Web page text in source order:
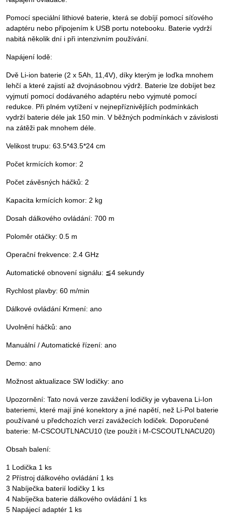
Pomocí speciální lithiové baterie, která se dobíjí pomocí síťového
adaptéru nebo připojením k USB portu notebooku. Baterie vydrží
nabitá několik dní i při intenzivním používání.
Napájení lodě:
Dvě Li-ion baterie (2 x 5Ah, 11,4V), díky kterým je loďka mnohem
lehčí a které zajistí až dvojnásobnou výdrž. Baterie lze dobíjet bez
vyjmutí pomocí dodávaného adaptéru nebo vyjmuté pomocí
redukce. Při plném vytížení v nejnepříznivějších podmínkách
vydrží baterie déle jak 150 min. V běžných podmínkách v závislosti
na zátěži pak mnohem déle.
Velikost trupu: 63.5*43.5*24 cm
Počet krmících komor: 2
Počet závěsných háčků: 2
Kapacita krmících komor: 2 kg
Dosah dálkového ovládání: 700 m
Poloměr otáčky: 0.5 m
Operační frekvence: 2.4 GHz
Automatické obnovení signálu: ≦4 sekundy
Rychlost plavby: 60 m/min
Dálkové ovládání Krmení: ano
Uvolnění háčků: ano
Manuální / Automatické řízení: ano
Demo: ano
Možnost aktualizace SW lodičky: ano
Upozornění: Tato nová verze zavážení lodičky je vybavena Li-Ion
bateriemi, které mají jiné konektory a jiné napětí, než Li-Pol baterie
používané u předchozích verzí zavážecích lodiček. Doporučené
baterie: M-CSCOUTLNACU10 (lze použít i M-CSCOUTLNACU20)
Obsah balení:
1 Lodička 1 ks
2 Přístroj dálkového ovládání 1 ks
3 Nabíječka baterií lodičky 1 ks
4 Nabíječka baterie dálkového ovládání 1 ks
5 Napájecí adaptér 1 ks